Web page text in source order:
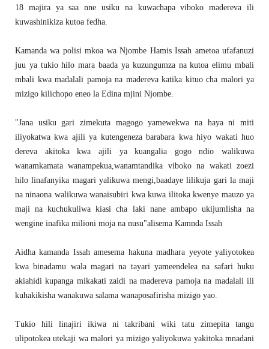
18 majira ya saa nne usiku na kuwachapa viboko madereva ili
kuwashinikiza kutoa fedha.
Kamanda wa polisi mkoa wa Njombe Hamis Issah ametoa ufafanuzi
juu ya tukio hilo mara baada ya kuzungumza na kutoa elimu mbali
mbali kwa madalali pamoja na madereva katika kituo cha malori ya
mizigo kilichopo eneo la Edina mjini Njombe.
"Jana usiku gari zimekuta magogo yamewekwa na haya ni miti
iliyokatwa kwa ajili ya kutengeneza barabara kwa hiyo wakati huo
dereva akitoka kwa ajili ya kuangalia gogo ndio walikuwa
wanamkamata wanampekua,wanamtandika viboko na wakati zoezi
hilo linafanyika magari yalikuwa mengi,baadaye lilikuja gari la maji
na ninaona walikuwa wanaisubiri kwa kuwa ilitoka kwenye mauzo ya
maji na kuchukuliwa kiasi cha laki nane ambapo ukijumlisha na
wengine inafika milioni moja na nusu"alisema Kamnda Issah
Aidha kamanda Issah amesema hakuna madhara yeyote yaliyotokea
kwa binadamu wala magari na tayari yameendelea na safari huku
akiahidi kupanga mikakati zaidi na madereva pamoja na madalali ili
kuhakikisha wanakuwa salama wanaposafirisha mizigo yao.
Tukio hili linajiri ikiwa ni takribani wiki tatu zimepita tangu
ulipotokea utekaji wa malori ya mizigo yaliyokuwa yakitoka mnadani